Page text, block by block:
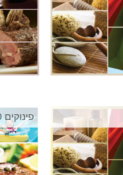
פינוקים 300